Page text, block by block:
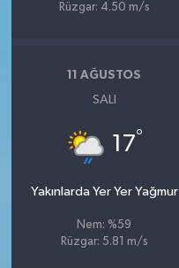
Rüzgar: 4.50 m/s
11 AĞUSTOS
SALI
17°
Yakınlarda Yer Yer Yağmur
Nem: %59
Rüzgar: 5.81 m/s